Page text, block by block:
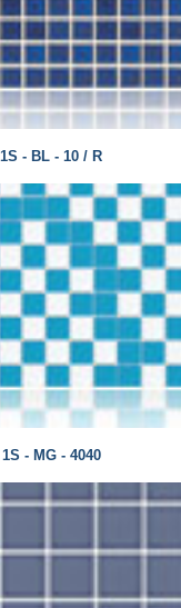
1S - BL - 10 / R
1S - MG - 4040